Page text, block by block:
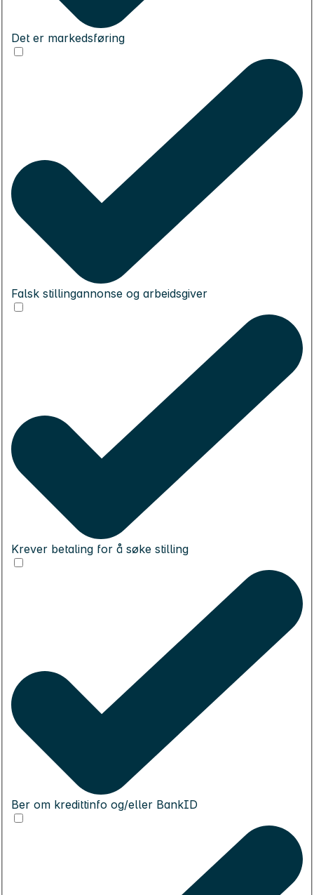
Det er markedsføring
Falsk stillingannonse og arbeidsgiver
Krever betaling for å søke stilling
Ber om kredittinfo og/eller BankID